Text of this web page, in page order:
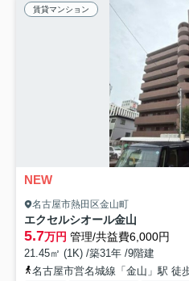
賃貸マンション
NEW
名古屋市熱田区金山町
エクセルシオール金山
5.7万円 管理/共益費6,000円
21.45㎡ (1K) /築31年 /9階建
名古屋市営名城線「金山」駅 徒